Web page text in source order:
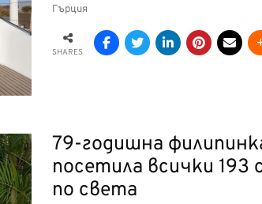
Гърция
SHARES
79-годишна
посетила всички 193
по света